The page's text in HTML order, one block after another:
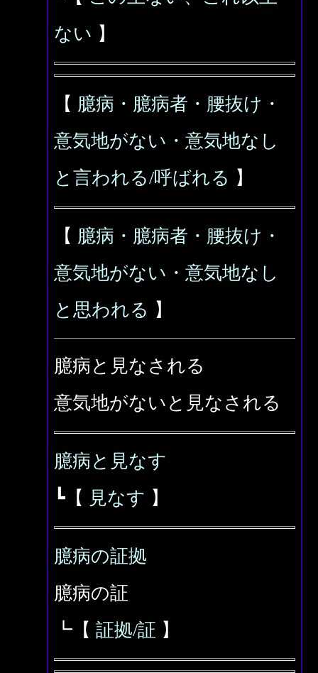
ない 】
【 臆病・臆病者・腰抜け・
意気地がない・意気地なし
と言われる/呼ばれる 】
【 臆病・臆病者・腰抜け・
意気地がない・意気地なし
と思われる 】
臆病と見なされる
意気地がないと見なされる
臆病と見なす
┗【 見なす 】
臆病の証拠
臆病の証
┗【 証拠/証 】